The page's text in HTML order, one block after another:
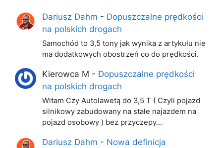
Dariusz Dahm - Dopuszczalne prędkości
na polskich drogach
Samochód to 3,5 tony jak wynika z artykułu nie
ma dodatkowych obostrzeń co do prędkości.
Kierowca M - Dopuszczalne prędkości
na polskich drogach
Witam Czy Autolawetą do 3,5 T ( Czyli pojazd
silnikowy zabudowany na stałe najazdem na
pojazd osobowy ) bez przyczepy…
Dariusz Dahm - Nowa definicja